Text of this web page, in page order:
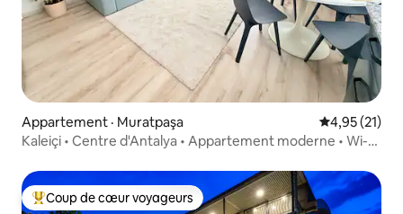
Appartement · Muratpaşa Note
4,95 (21)
Kaleiçi • Centre d'Antalya • Appartement moderne • Wi-Fi
Coup de cœur voyageurs parmi les plus aimés
Coup de cœur voyageurs